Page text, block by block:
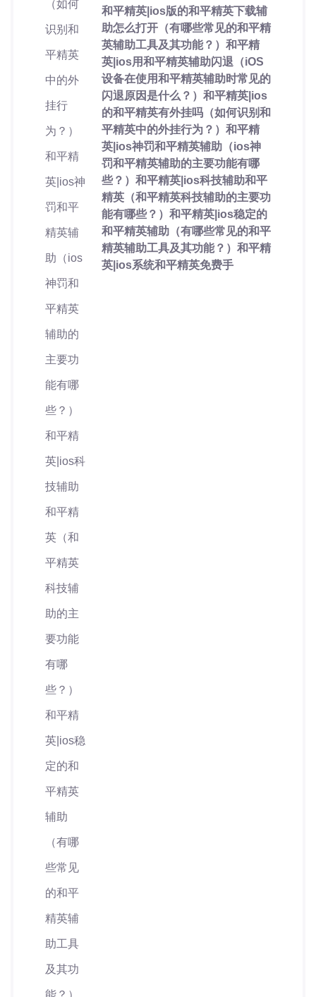
和平精英|ios版的和平精英下载辅
助怎么打开（有哪些常见的和平精
英辅助工具及其功能？）和平精
英|ios用和平精英辅助闪退（iOS
设备在使用和平精英辅助时常见的
闪退原因是什么？）和平精英|ios
的和平精英有外挂吗（如何识别和
平精英中的外挂行为？）和平精
英|ios神罚和平精英辅助（ios神
罚和平精英辅助的主要功能有哪
些？）和平精英|ios科技辅助和平
精英（和平精英科技辅助的主要功
能有哪些？）和平精英|ios稳定的
和平精英辅助（有哪些常见的和平
精英辅助工具及其功能？）和平精
英|ios系统和平精英免费手